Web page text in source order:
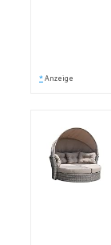
* Anzeige